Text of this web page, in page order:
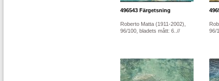
496543 Färgetsning
Roberto Matta (1911-2002),
96/100, bladets mått: 6..//
96/